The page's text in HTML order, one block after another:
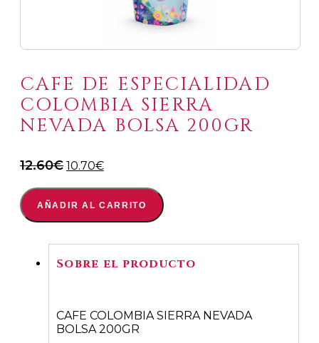
CAFE DE ESPECIALIDAD
COLOMBIA SIERRA
NEVADA BOLSA 200GR
12.60€El
era:
12.60€.
10.70€El
es:
10.70€.
AÑADIR AL CARRITO
Sobre el producto
CAFE COLOMBIA SIERRA NEVADA
BOLSA 200GR